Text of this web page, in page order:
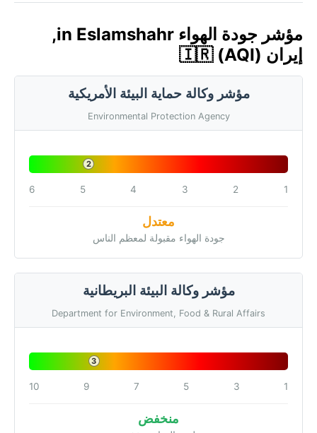
مؤشر جودة الهواء in Eslamshahr,
إيران 🇮🇷 (AQI)
مؤشر وكالة حماية البيئة الأمريكية
Environmental Protection Agency
2
1
2
3
4
5
6
معتدل
جودة الهواء مقبولة لمعظم الناس
مؤشر وكالة البيئة البريطانية
Department for Environment, Food & Rural Affairs
3
1
3
5
7
9
10
منخفض